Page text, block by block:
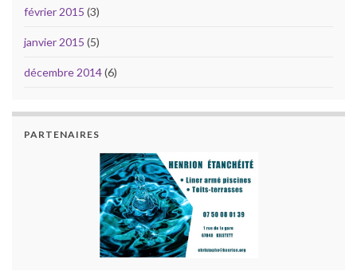
février 2015 (3)
janvier 2015 (5)
décembre 2014(6)
PARTENAIRES